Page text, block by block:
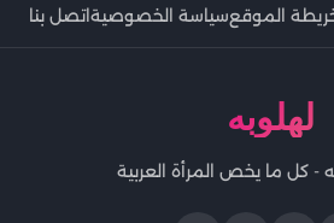
الموقعسياسة الخصوصيةاتصل بنا
لهلوبه
- كل ما يخص المرأة العربية